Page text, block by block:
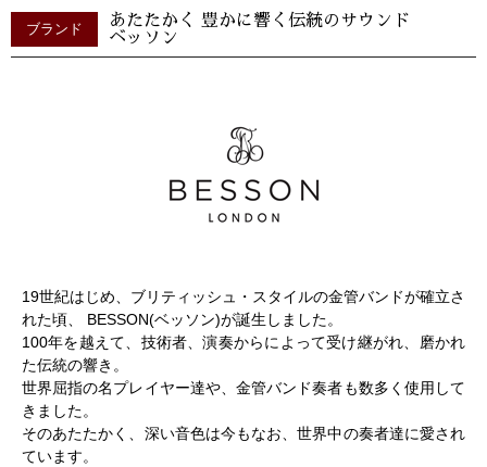
ブランド
あたたかく 豊かに響く伝統のサウンド
ベッソン
19世紀はじめ、ブリティッシュ・スタイルの金管バンドが確立さ
れた頃、 BESSON(ベッソン)が誕生しました。
100年を越えて、技術者、演奏からによって受け継がれ、磨かれ
た伝統の響き。
世界屈指の名プレイヤー達や、金管バンド奏者も数多く使用して
きました。
そのあたたかく、深い音色は今もなお、世界中の奏者達に愛され
ています。